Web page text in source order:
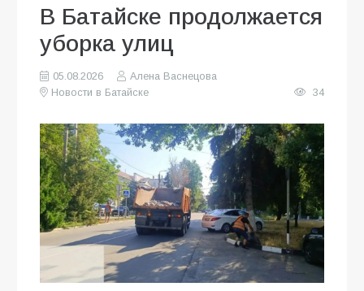
В Батайске продолжается
уборка улиц
05.08.2026
Алена Васнецова
Новости в Батайске
34